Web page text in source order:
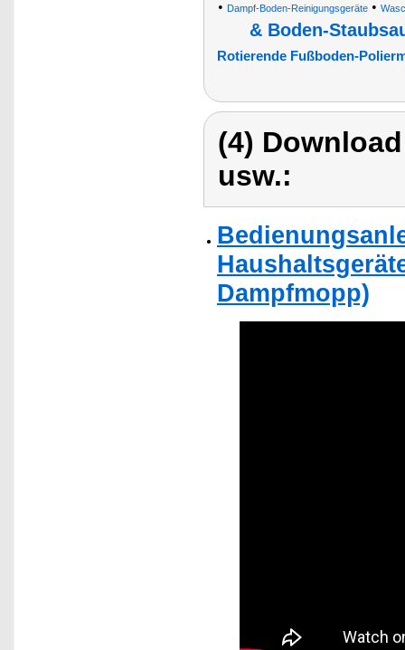
• Dampf-Boden-Reinigungsgeräte •
& Boden-
Rotierende Fußboden-
(4)
usw.:
Dampfmopp)